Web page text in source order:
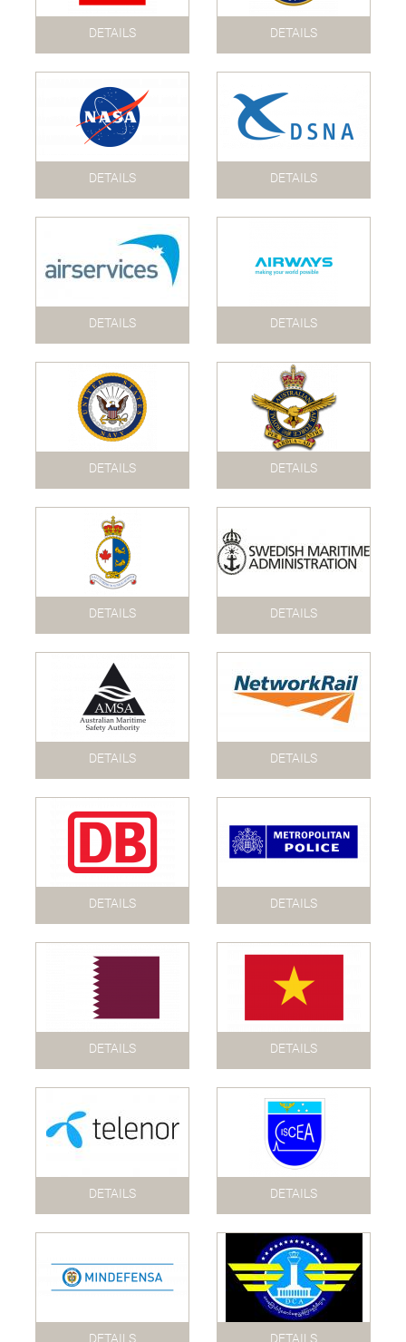
DETAILS DETAILS
DETAILS DETAILS
DETAILS DETAILS
DETAILS DETAILS
DETAILS DETAILS
DETAILS DETAILS
DETAILS DETAILS
DETAILS DETAILS
DETAILS DETAILS
DETAILS DETAILS